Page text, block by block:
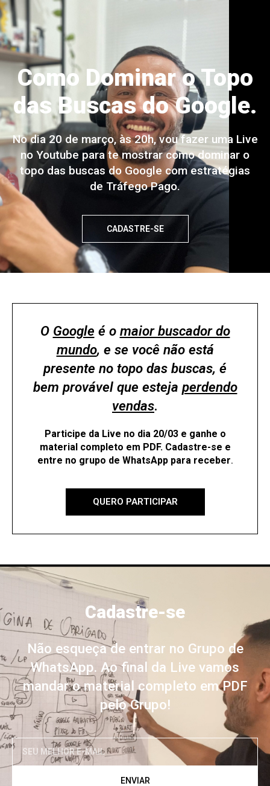
Como Dominar o Topo
das Buscas do Google.
No dia 20 de março, às 20h, vou fazer uma Live
no Youtube para te mostrar como dominar o
topo das buscas do Google com estratégias
de Tráfego Pago.
CADASTRE-SE
O Google é o maior buscador do
mundo, e se você não está
presente no topo das buscas, é
bem provável que esteja perdendo
vendas.
Participe da Live no dia 20/03 e ganhe o
material completo em PDF. Cadastre-se e
entre no grupo de WhatsApp para receber.
QUERO PARTICIPAR
Cadastre-se
Não esqueça de entrar no Grupo de
WhatsApp. Ao final da Live vamos
mandar o material completo em PDF
pelo Grupo!
ENVIAR